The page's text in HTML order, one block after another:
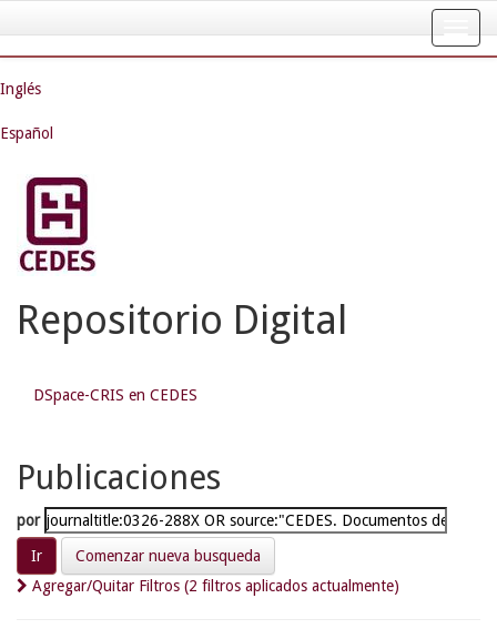
navigation
Inglés
Español
Repositorio Digital
DSpace-CRIS en CEDES
Publicaciones
por
Comenzar nueva busqueda
Agregar/Quitar Filtros (2 filtros aplicados actualmente)